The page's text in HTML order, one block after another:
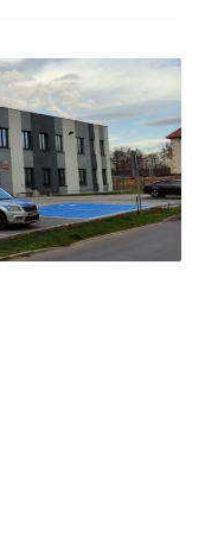
podczas